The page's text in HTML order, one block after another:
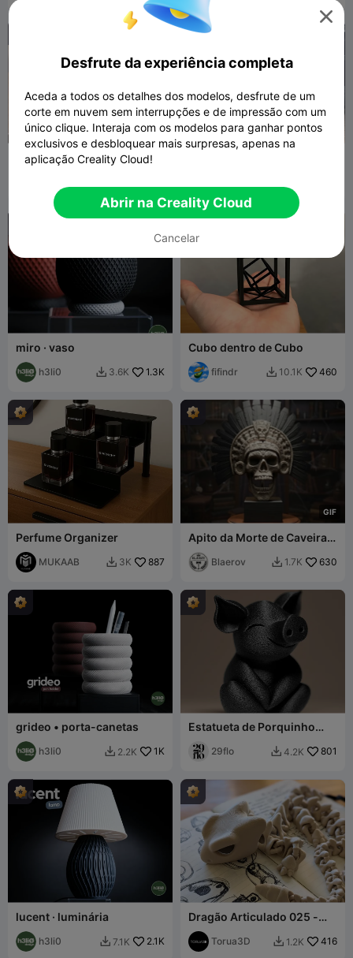
Corações da Meia-Noite –
Dia dos Namorados
miro · vaso
h3li0  3.6K 1.3K
Cubo dentro de Cubo
fifindr  10.1K 460
Perfume Organizer
MUKAAB  3K 887
GIF
Apito da Morte de Caveira
Asteca – Mictlantecuhtli –
Artefato do Cofre
Blaerov  1.7K 630
grideo • porta-canetas
h3li0  2.2K 1K
Estatueta de Porquinho
29flo  4.2K 801
lucent · luminária
h3li0  7.1K 2.1K
Dragão Articulado 025 -
Esqueleto
Torua3D  1.2K 416

Desfrute da experiência completa
Aceda a todos os detalhes dos modelos, desfrute de um
corte em nuvem sem interrupções e de impressão com um
único clique. Interaja com os modelos para ganhar pontos
exclusivos e desbloquear mais surpresas, apenas na
aplicação Creality Cloud!
Abrir na Creality Cloud
Cancelar